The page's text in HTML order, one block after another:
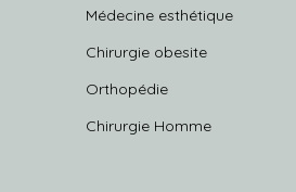
Médecine esthétique
Chirurgie obesite
Orthopédie
Chirurgie Homme